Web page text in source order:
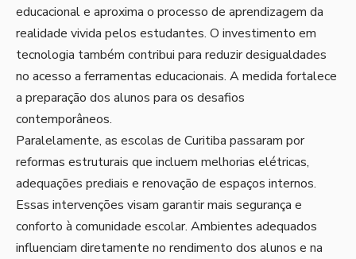
educacional e aproxima o processo de aprendizagem da
realidade vivida pelos estudantes. O investimento em
tecnologia também contribui para reduzir desigualdades
no acesso a ferramentas educacionais. A medida fortalece
a preparação dos alunos para os desafios
contemporâneos.
Paralelamente, as escolas de Curitiba passaram por
reformas estruturais que incluem melhorias elétricas,
adequações prediais e renovação de espaços internos.
Essas intervenções visam garantir mais segurança e
conforto à comunidade escolar. Ambientes adequados
influenciam diretamente no rendimento dos alunos e na